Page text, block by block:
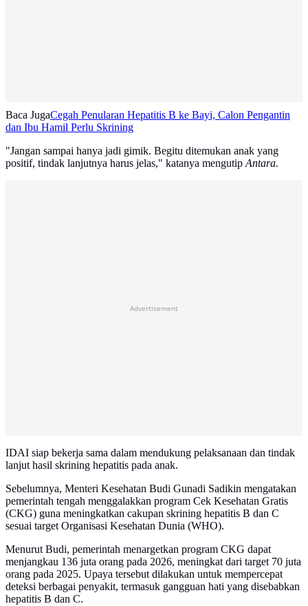
Baca JugaCegah Penularan Hepatitis B ke Bayi, Calon Pengantin
dan Ibu Hamil Perlu Skrining
"Jangan sampai hanya jadi gimik. Begitu ditemukan anak yang
positif, tindak lanjutnya harus jelas," katanya mengutipAntara.
Advertisement
IDAI siap bekerja sama dalam mendukung pelaksanaan dan tindak
lanjut hasil skrining hepatitis pada anak.
Sebelumnya, Menteri Kesehatan Budi Gunadi Sadikin mengatakan
pemerintah tengah menggalakkan program Cek Kesehatan Gratis
(CKG) guna meningkatkan cakupan skrining hepatitis B dan C
sesuai target Organisasi Kesehatan Dunia (WHO).
Menurut Budi, pemerintah menargetkan program CKG dapat
menjangkau 136 juta orang pada 2026, meningkat dari target 70 juta
orang pada 2025. Upaya tersebut dilakukan untuk mempercepat
deteksi berbagai penyakit, termasuk gangguan hati yang disebabkan
hepatitis B dan C.